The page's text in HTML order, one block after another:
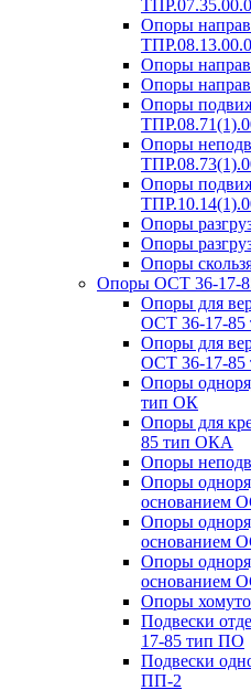
Опоры
Опоры
Опоры
Опоры
Опоры
Опоры
Опоры
Опоры
Опоры
Опоры ОСТ 36-17-
Опоры для
ОСТ 36-17-85
Опоры для
ОСТ 36-17-
Опоры
тип ОК
Опоры для
85 тип ОКА
Опоры
Опоры
основанием
Опоры
основанием
Опоры
основанием
Опоры
Подвески
17-85 тип ПО
Подвески
ПП-2